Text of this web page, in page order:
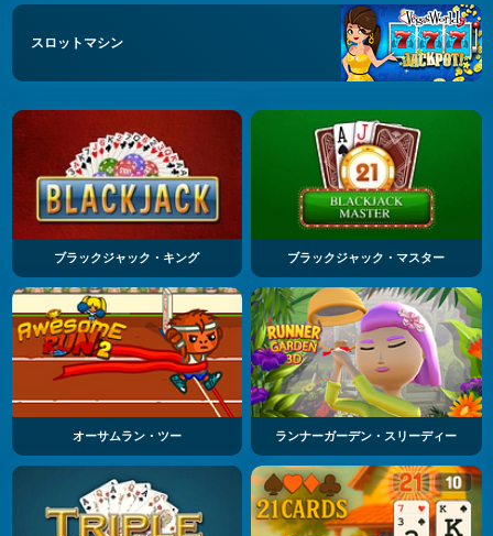
スロットマシン
ブラックジャック・キング ブラックジャック・マスター
オーサムラン・ツー ランナーガーデン・スリーディー